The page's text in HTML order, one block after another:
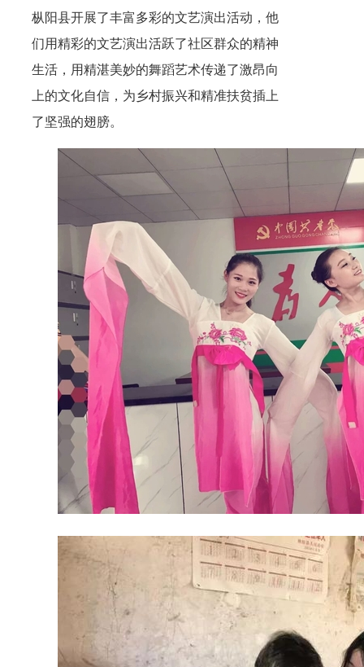
枞阳县开展了丰富多彩的文艺演出活动，他
们用精彩的文艺演出活跃了社区群众的精神
生活，用精湛美妙的舞蹈艺术传递了激昂向
上的文化自信，为乡村振兴和精准扶贫插上
了坚强的翅膀。